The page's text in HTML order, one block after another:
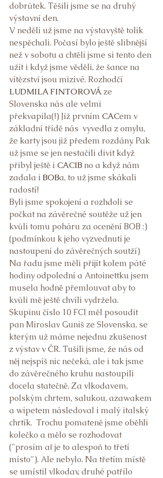
dobrůtek. Těšili jsme se na druhý
výstavní den.
V neděli už jsme na výstavyště tolik
nespěchali. Počasí bylo ještě slibnější
než v sobotu a chtěli jsme si tento den
užít i když jsme věděli, že šance na
vítězství jsou mizivé. Rozhodčí
LUDMILA FINTOROVÁ ze
Slovenska nás ale velmi
překvapila(!) Již prvním CACem v
základní třídě nás  vyvedla z omylu,
že karty jsou již předem rozdány. Pak
už jsme se jen nestačili divit když
přibyl ještě i CACIB no a když nám
zadala i BOBa, to už jsme skákali
radostí!
Byli jsme spokojení a rozhdoli se
počkat na závěrečné soutěže už jen
kvůli tomu poháru za ocenění BOB :)
(podmínkou k jeho vyzvednutí je
nastoupení do závěrečných soutží)
Na řadu jsme měli přijít kolem páté
hodiny odpolední a Antoinettku jsem
musela hodně přemlouvat aby to
kvůli mě ještě chvíli vydržela.
Skupinu číslo 10 FCI měl posoudit
pan Miroslav Guniš ze Slovenska, se
kterým už máme nejednu zkušenost
z výstav v ČR. Tušili jsme, že nás od
něj nejspíš nic nečeká, ale i tak jsme
do závěrečného kruhu nastoupili
docela statečně. Za vlkodavem,
polským chrtem, salukou, azawakem
a wipetem následoval i malý italský
chrtík.  Trochu pomateně jsme oběhli
kolečko a mělo se rozhodovat
("prosím ať je to alespoň to třetí
místo"). Ale nebylo. Na třetím místě
se umístil vlkodav, druhé patřilo